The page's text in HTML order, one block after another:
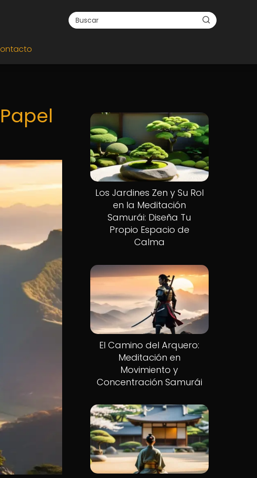
Los Jardines Zen y Su Rol
en la Meditación
Samurái: Diseña Tu
Propio Espacio de
Calma
El Camino del Arquero:
Meditación en
Movimiento y
Concentración Samurái